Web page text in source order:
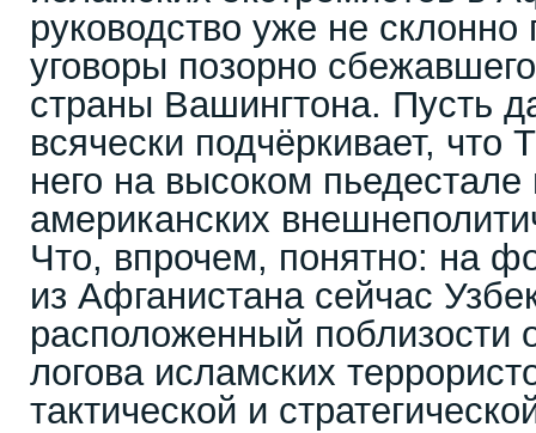
руководство уже не склонно
уговоры позорно
страны Вашингтона. Пусть
всячески подчёркивает, что
него на высоком пьедестале
американских
Что, впрочем, понятно: на
из Афганистана сейчас
расположенный поблизости
логова исламских
тактической и